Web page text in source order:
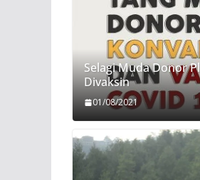
Selagi Muda Donor
Divaksin
01/08/2021